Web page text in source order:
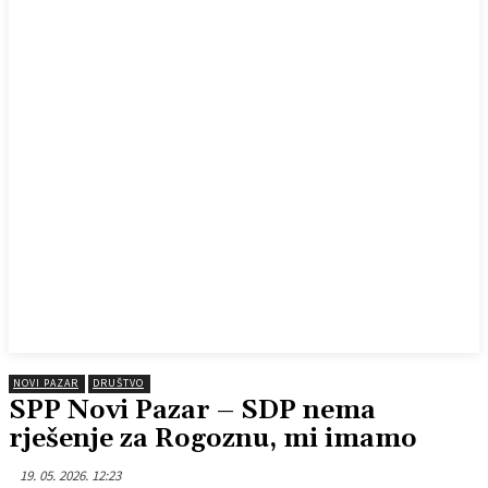
NOVI PAZAR DRUŠTVO
SPP Novi Pazar – SDP nema
rješenje za Rogoznu, mi imamo
19. 05. 2026. 12:23